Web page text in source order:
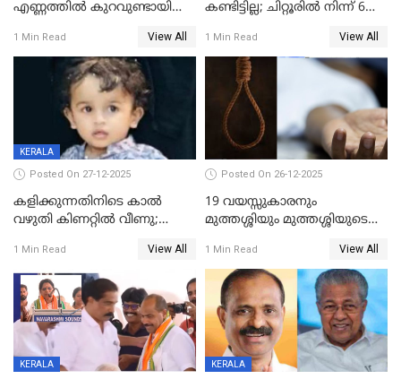
എണ്ണത്തിൽ കുറവുണ്ടായിട്ടും
കുതിച്ചുയരുന്നു
1 Min Read View All
കണ്ടിട്ടില്ല; ചിറ്റൂരിൽ നിന്ന് 6
1 Min Read View All
KERALA
Posted On 27-12-2025
കളിക്കുന്നതിനിടെ കാൽ
വഴുതി കിണറ്റിൽ വീണു;
ദാരുണാന്ത്യം
1 Min Read View All
Posted On 26-12-2025
19 വയസ്സുകാരനും
മുത്തശ്ശിയും മുത്തശ്ശിയുടെ
മരിച്ചനിലയിൽ
1 Min Read View All
KERALA KERALA